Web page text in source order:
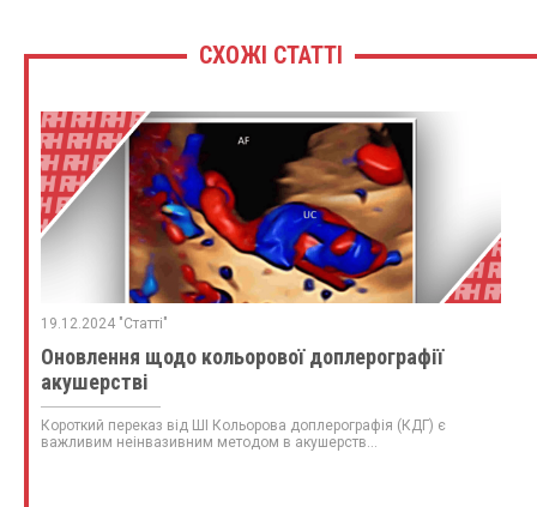
СХОЖІ СТАТТІ
19.12.2024 "Статті"
Оновлення щодо кольорової доплерографії
акушерстві
Короткий переказ від ШІ Кольорова доплерографія (КДГ) є
важливим неінвазивним методом в акушерств...